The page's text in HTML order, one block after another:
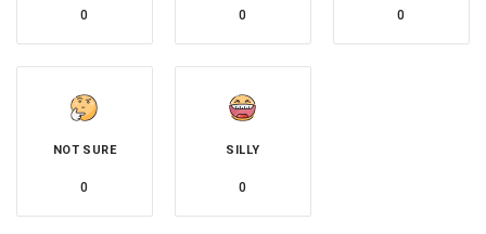
0 0 0
NOT SURE
0
SILLY
0